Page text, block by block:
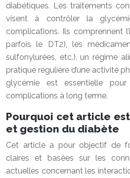
diabétiques. Les traitements
visent à contrôler la
complications. Ils comprennent
parfois le DT2), les
sulfonylurées, etc.), un régime
pratique régulière d’une activité
glycémie est essentielle
complications à long terme.
Pourquoi cet article
et gestion du diabète
Cet article a pour objectif de
claires et basées sur les
actuelles concernant les